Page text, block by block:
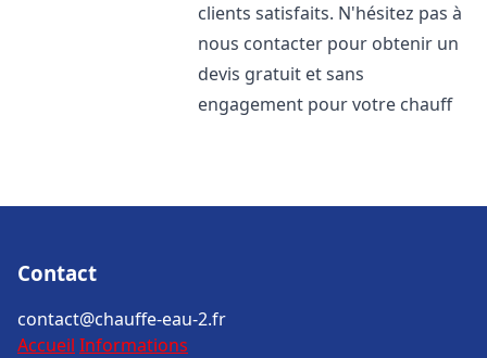
clients satisfaits. N'hésitez pas à
nous contacter pour obtenir un
devis gratuit et sans
engagement pour votre chauff
Contact
contact@chauffe-eau-2.fr
Accueil Informations